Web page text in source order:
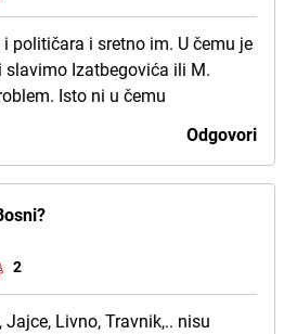
političara i sretno im. U čemu je
slavimo Izatbegovića ili M.
Isto ni u čemu
Odgovori
2
Livno, Travnik,.. nisu